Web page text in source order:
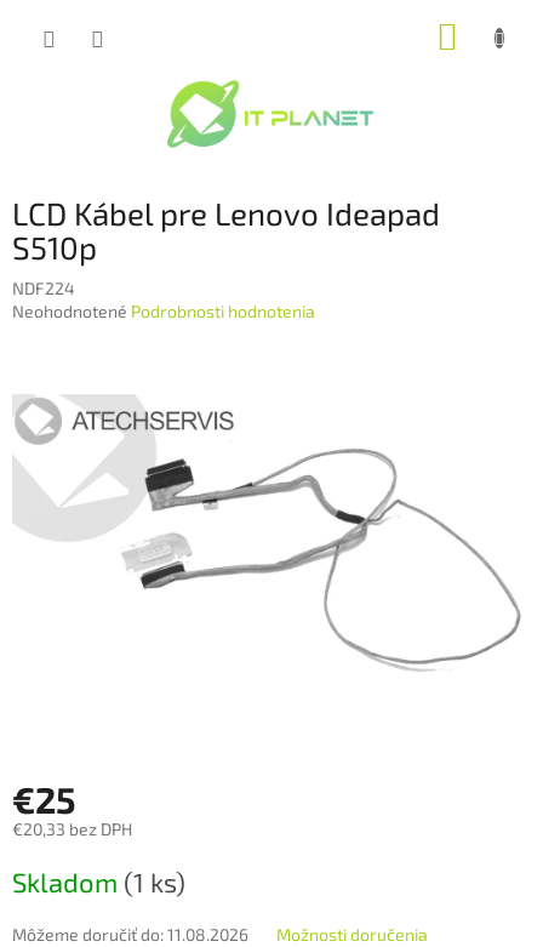
LCD Kábel pre Lenovo Ideapad
S510p
NDF224
Priemerné
0,0
z
hviezdičiek.
Neohodnotené Podrobnosti hodnotenia
€25
€20,33 bez DPH
cena:
Skladom (1 ks)
Môžeme doručiť do:11.08.2026 Možnosti doručenia